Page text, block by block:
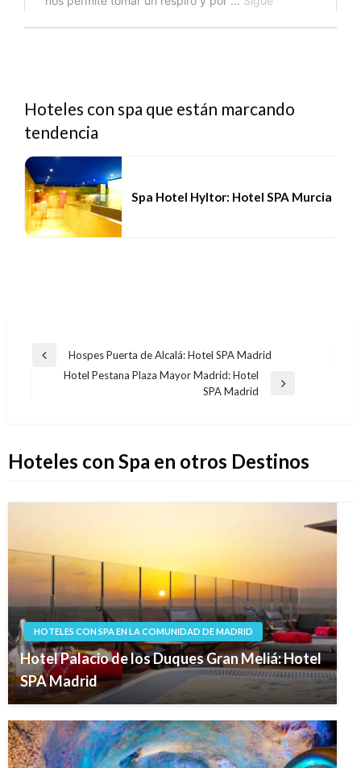
Hoteles con spa que están marcando
tendencia
Spa Hotel Hyltor: Hotel SPA Murcia
Navegación
Entrada
anterior
Hospes Puerta de Alcalá: Hotel SPA Madrid
Hotel Pestana Plaza Mayor Madrid: Hotel
SPA Madrid
Hoteles con Spa en otros Destinos
HOTELES CON SPA EN LA COMUNIDAD DE MADRID
Hotel Palacio de los Duques Gran Meliá: Hotel
SPA Madrid